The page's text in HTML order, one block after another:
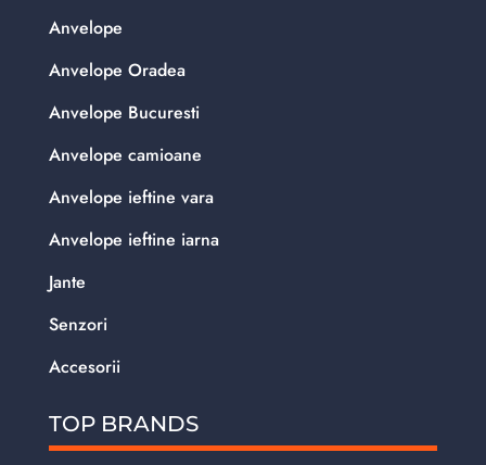
Anvelope
Anvelope Oradea
Anvelope Bucuresti
Anvelope camioane
Anvelope ieftine vara
Anvelope ieftine iarna
Jante
Senzori
Accesorii
TOP BRANDS